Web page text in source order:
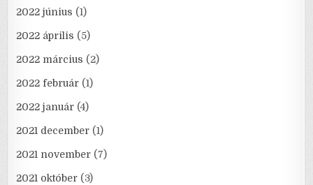
2022 június (1)
2022 április (5)
2022 március (2)
2022 február (1)
2022 január (4)
2021 december (1)
2021 november (7)
2021 október (3)